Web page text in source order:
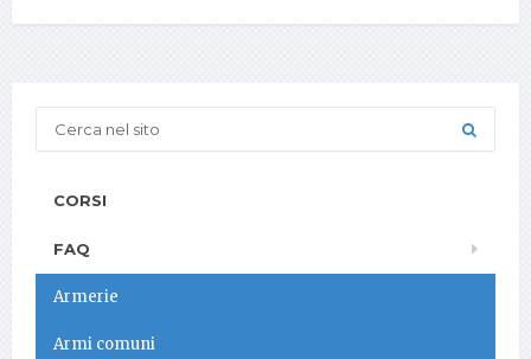
CORSI
FAQ
Armerie
Armi comuni